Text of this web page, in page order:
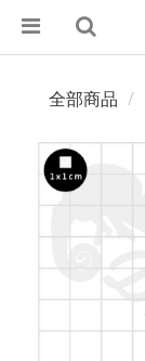
全部商品